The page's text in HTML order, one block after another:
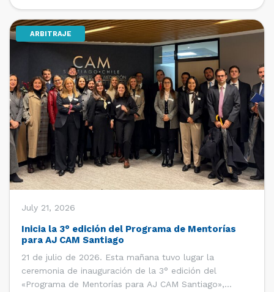
(SVYAP), iniciativa que reúne a jóvenes profesionales
interesados en el arbitraje doméstico e internacional,
[…]ARBITRAJE
July 21, 2026
Inicia la 3° edición del Programa de Mentorías
para AJ CAM Santiago
21 de julio de 2026. Esta mañana tuvo lugar la
ceremonia de inauguración de la 3° edición del
«Programa de Mentorías para AJ CAM Santiago»,